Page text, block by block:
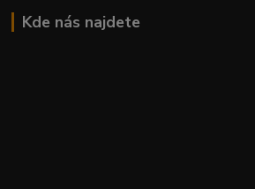
Kde nás najdete